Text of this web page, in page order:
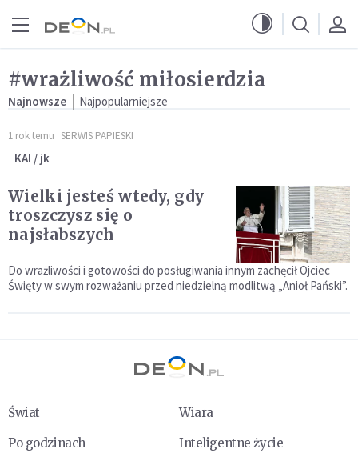
#wrażliwość miłosierdzia
Najnowsze Najpopularniejsze
1 rok temu SERWIS PAPIESKI
KAI / jk
Wielki jesteś wtedy, gdy
troszczysz się o
najsłabszych
Do wrażliwości i gotowości do posługiwania innym zachęcił Ojciec
Święty w swym rozważaniu przed niedzielną modlitwą „Anioł Pański”.
Świat
Wiara
Po godzinach
Inteligentne życie